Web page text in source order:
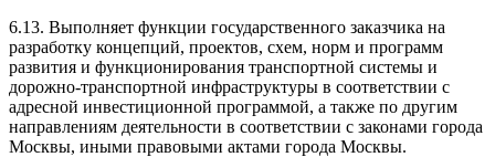
6.13. Выполняет функции государственного заказчика на
разработку концепций, проектов, схем, норм и программ
развития и функционирования транспортной системы и
дорожно-транспортной инфраструктуры в соответствии с
адресной инвестиционной программой, а также по другим
направлениям деятельности в соответствии с законами города
Москвы, иными правовыми актами города Москвы.